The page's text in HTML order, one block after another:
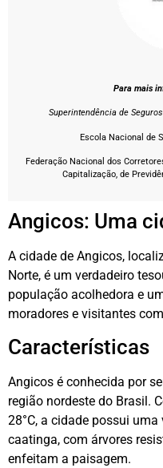
Para mais
Superintendência de
Escola Nacional de
Federação Nacional dos
Capitalização, de
Angicos: Uma
A cidade de Angicos,
Norte, é um verdadeiro
população acolhedora e
moradores e visitantes
Características
Angicos é conhecida por
região nordeste do Brasil.
28°C, a cidade possui
caatinga, com árvores
enfeitam a paisagem.